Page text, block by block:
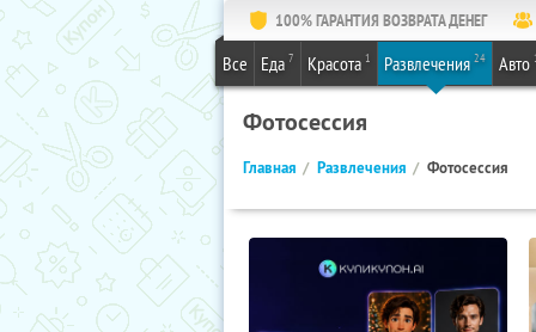
100% ГАРАНТИЯ ВОЗВРАТА ДЕНЕГ
Все Еда 7 Красота 1 Развлечения 24 Авто
Фотосессия
Главная Развлечения Фотосессия